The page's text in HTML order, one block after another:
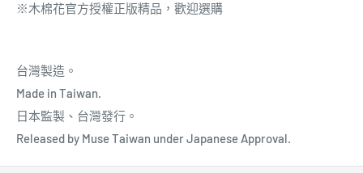
※木棉花官方授權正版精品，歡迎選購
台灣製造。
Made in Taiwan.
日本監製 、台灣發行。
Released by Muse Taiwan under Japanese Approval.